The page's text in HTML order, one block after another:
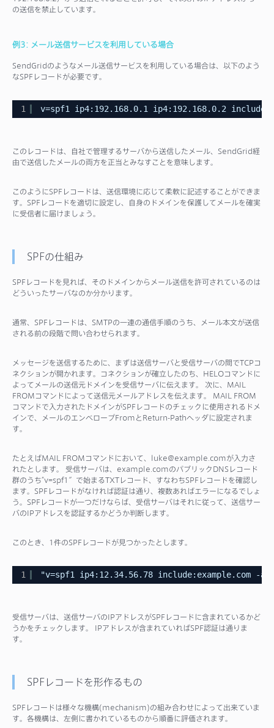
の送信を禁止しています。
例3: メール送信サービスを利用している場合
SendGridのようなメール送信サービスを利用している場合は、以下のよう
なSPFレコードが必要です。
1 v=spf1 ip4:192.168.0.1 ip4:192.168.0.2
このレコードは、自社で管理するサーバから送信したメール、SendGrid経
由で送信したメールの両方を正当とみなすことを意味します。
このようにSPFレコードは、送信環境に応じて柔軟に記述することができま
す。SPFレコードを適切に設定し、自身のドメインを保護してメールを確実
に受信者に届けましょう。
SPFの仕組み
SPFレコードを見れば、そのドメインからメール送信を許可されているのは
どういったサーバなのか分かります。
通常、SPFレコードは、SMTPの一連の通信手順のうち、メール本文が送信
される前の段階で問い合わせられます。
メッセージを送信するために、まずは送信サーバと受信サーバの間でTCPコ
ネクションが開かれます。コネクションが確立したのち、HELOコマンドに
よってメールの送信元ドメインを受信サーバに伝えます。 次に、MAIL
FROMコマンドによって送信元メールアドレスを伝えます。 MAIL FROM
コマンドで入力されたドメインがSPFレコードのチェックに使用されるドメ
インで、メールのエンベロープFromとReturn-Pathヘッダに設定されま
す。
たとえばMAIL FROMコマンドにおいて、luke@example.comが入力さ
れたとします。 受信サーバは、example.comのパブリックDNSレコード
群のうち”v=spf1″で始まるTXTレコード、すなわちSPFレコードを確認し
ます。SPFレコードがなければ認証は通り、複数あればエラーになるでしょ
う。SPFレコードが一つだけならば、受信サーバはそれに従って、送信サー
バのIPアドレスを認証するかどうか判断します。
このとき、1件のSPFレコードが見つかったとします。
1 "v=spf1 ip4:12.34.56.78 include:example.com -
受信サーバは、送信サーバのIPアドレスがSPFレコードに含まれているかど
うかをチェックします。 IPアドレスが含まれていればSPF認証は通りま
す。
SPFレコードを形作るもの
SPFレコードは様々な機構(mechanism)の組み合わせによって出来ていま
す。各機構は、左側に書かれているものから順番に評価されます。